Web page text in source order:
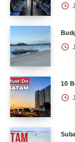
10